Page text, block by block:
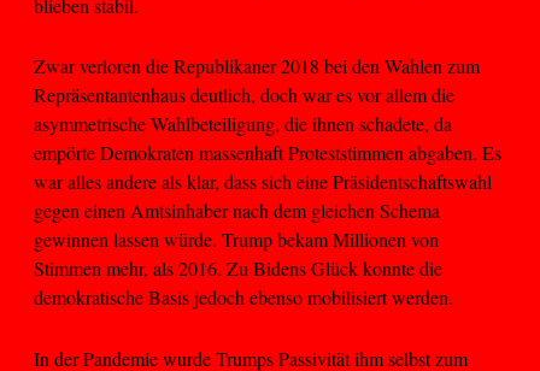
blieben stabil.
Zwar verloren die Republikaner 2018 bei den Wahlen zum
Repräsentantenhaus deutlich, doch war es vor allem die
asymmetrische Wahlbeteiligung, die ihnen schadete, da
empörte Demokraten massenhaft Proteststimmen abgaben. Es
war alles andere als klar, dass sich eine Präsidentschaftswahl
gegen einen Amtsinhaber nach dem gleichen Schema
gewinnen lassen würde. Trump bekam Millionen von
Stimmen mehr, als 2016. Zu Bidens Glück konnte die
demokratische Basis jedoch ebenso mobilisiert werden.
In der Pandemie wurde Trumps Passivität ihm selbst zum